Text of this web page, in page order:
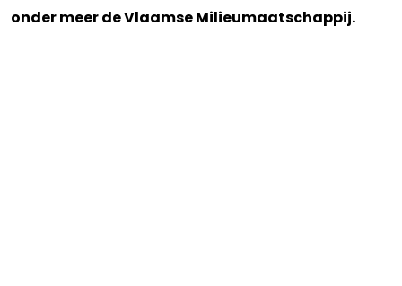
onder meer de Vlaamse Milieumaatschappij.